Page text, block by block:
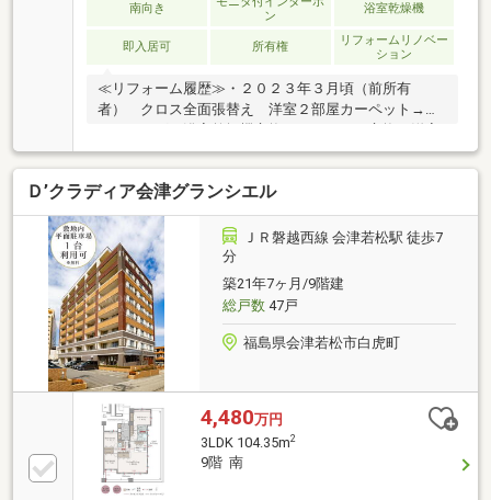
南向き
ン
浴室乾燥機
即入居可 所有権
リフォームリノベー
ション
≪リフォーム履歴≫・２０２３年３月頃（前所有
者） クロス全面張替え 洋室２部屋カーペット→フ
ローリング 浴室乾燥機交換 ガスコンロ交換 洋室
２：腰高窓２窓インプラス工事 畳表替え 網戸張替
え 住戸鍵交換・２０２６年３月頃（現所有者） エ
アコン２台設置（洋室１・２０１９年製／洋室２・２
０２６年製） リビングダイニング：タイルカーペッ
ト上張り 洋室１：カーペット上張り 洋室２：タイ
ルカーペット上張り バルコニー：人工芝施工
Ｄ’クラディア会津グランシエル
ＪＲ磐越西線 会津若松駅 徒歩7
分
築21年7ヶ月/9階建
総戸数47戸
福島県会津若松市白虎町
4,480万円
3LDK 104.35m2
9階 南